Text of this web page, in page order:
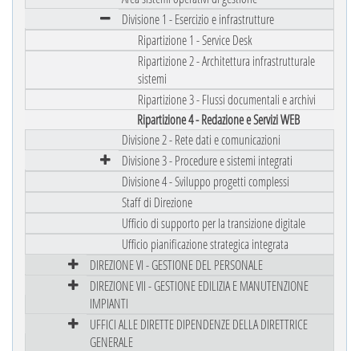
Divisione 1 - Esercizio e infrastrutture
Ripartizione 1 - Service Desk
Ripartizione 2 - Architettura infrastrutturale
sistemi
Ripartizione 3 - Flussi documentali e archivi
Ripartizione 4 - Redazione e Servizi WEB
Divisione 2 - Rete dati e comunicazioni
Divisione 3 - Procedure e sistemi integrati
Divisione 4 - Sviluppo progetti complessi
Staff di Direzione
Ufficio di supporto per la transizione digitale
Ufficio pianificazione strategica integrata
DIREZIONE VI - GESTIONE DEL PERSONALE
DIREZIONE VII - GESTIONE EDILIZIA E MANUTENZIONE
IMPIANTI
UFFICI ALLE DIRETTE DIPENDENZE DELLA DIRETTRICE
GENERALE